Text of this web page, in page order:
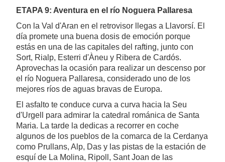
ETAPA 9: Aventura en el río Noguera Pallaresa
Con la Val d'Aran en el retrovisor llegas a Llavorsí. El
día promete una buena dosis de emoción porque
estás en una de las capitales del rafting, junto con
Sort, Rialp, Esterri d'Àneu y Ribera de Cardós.
Aprovechas la ocasión para realizar un descenso por
el río Noguera Pallaresa, considerado uno de los
mejores ríos de aguas bravas de Europa.
El asfalto te conduce curva a curva hacia la Seu
d'Urgell para admirar la catedral románica de Santa
Maria. La tarde la dedicas a recorrer en coche
algunos de los pueblos de la comarca de la Cerdanya
como Prullans, Alp, Das y las pistas de la estación de
esquí de La Molina, Ripoll, Sant Joan de las